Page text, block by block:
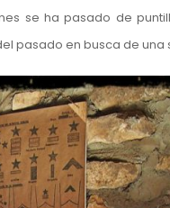
se ha pasado de
pasado en busca de una